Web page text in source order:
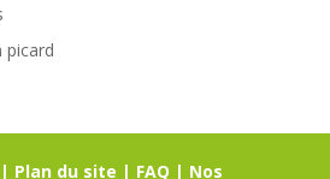
picard
| Plan du site | FAQ | Nos